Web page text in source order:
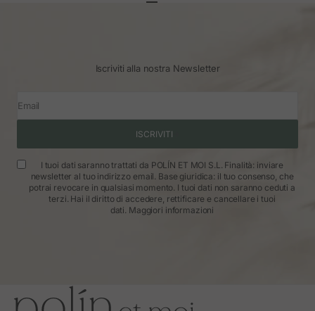
Iscriviti alla nostra Newsletter
Email
ISCRIVITI
I tuoi dati saranno trattati da POLÍN ET MOI S.L. Finalità: inviare
newsletter al tuo indirizzo email. Base giuridica: il tuo consenso, che
potrai revocare in qualsiasi momento. I tuoi dati non saranno ceduti a
terzi. Hai il diritto di accedere, rettificare e cancellare i tuoi
dati. Maggiori informazioni